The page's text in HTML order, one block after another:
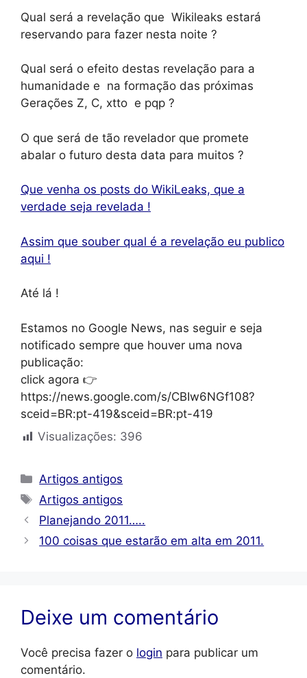
Qual será a revelação que Wikileaks estará
reservando para fazer nesta noite ?
Qual será o efeito destas revelação para a
humanidade e na formação das próximas
Gerações Z, C, xtto e pqp ?
O que será de tão revelador que promete
abalar o futuro desta data para muitos ?
Que venha os posts do WikiLeaks, que a
verdade seja revelada !
Assim que souber qual é a revelação eu publico
aqui !
Até lá !
Estamos no Google News, nas seguir e seja
notificado sempre que houver uma nova
publicação:
click agora 👉
https://news.google.com/s/CBIw6NGf108?
sceid=BR:pt-419&sceid=BR:pt-419
Visualizações: 396
Categorias
Artigos antigos
Tags
Artigos antigos
Planejando 2011…..
100 coisas que estarão em alta em 2011.
Deixe um comentário
Você precisa fazer o login para publicar um
comentário.